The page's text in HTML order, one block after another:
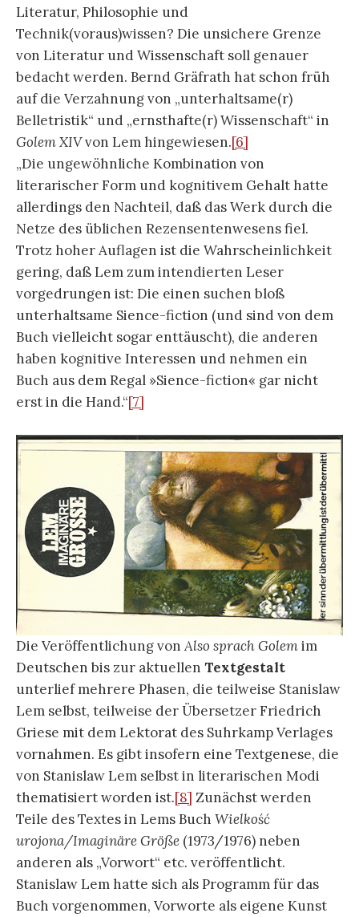
Literatur, Philosophie und
Technik(voraus)wissen? Die unsichere Grenze
von Literatur und Wissenschaft soll genauer
bedacht werden. Bernd Gräfrath hat schon früh
auf die Verzahnung von „unterhaltsame(r)
Belletristik“ und „ernsthafte(r) Wissenschaft“ in
Golem XIVvon Lem hingewiesen.[6]
„Die ungewöhnliche Kombination von
literarischer Form und kognitivem Gehalt hatte
allerdings den Nachteil, daß das Werk durch die
Netze des üblichen Rezensentenwesens fiel.
Trotz hoher Auflagen ist die Wahrscheinlichkeit
gering, daß Lem zum intendierten Leser
vorgedrungen ist: Die einen suchen bloß
unterhaltsame Sience-fiction (und sind von dem
Buch vielleicht sogar enttäuscht), die anderen
haben kognitive Interessen und nehmen ein
Buch aus dem Regal »Sience-fiction« gar nicht
erst in die Hand.“[7]
Die Veröffentlichung vonAlso sprach Golemim
Deutschen bis zur aktuellen Textgestalt
unterlief mehrere Phasen, die teilweise Stanislaw
Lem selbst, teilweise der Übersetzer Friedrich
Griese mit dem Lektorat des Suhrkamp Verlages
vornahmen. Es gibt insofern eine Textgenese, die
von Stanislaw Lem selbst in literarischen Modi
thematisiert worden ist.[8] Zunächst werden
Teile des Textes in Lems Buch Wielkość
urojona/Imaginäre Größe (1973/1976) neben
anderen als „Vorwort“ etc. veröffentlicht.
Stanislaw Lem hatte sich als Programm für das
Buch vorgenommen, Vorworte als eigene Kunst